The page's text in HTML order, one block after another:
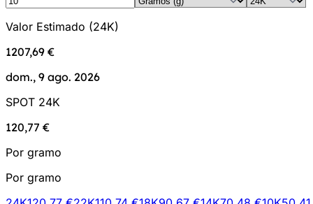
Valor Estimado (24K)
1207,69 €
dom., 9 ago. 2026
SPOT 24K
120,77 €
Por gramo
Por gramo